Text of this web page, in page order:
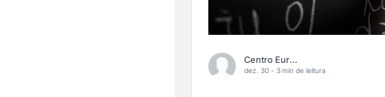
Centro Europeu
dez. 30 - 3 min de leitura